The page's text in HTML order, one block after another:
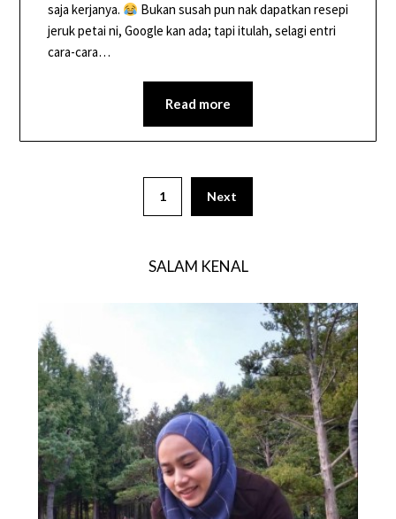
saja kerjanya.
Bukan susah pun nak dapatkan resepi
jeruk petai ni, Google kan ada; tapi itulah, selagi entri
cara-cara…
Read more
1 Next
SALAM KENAL